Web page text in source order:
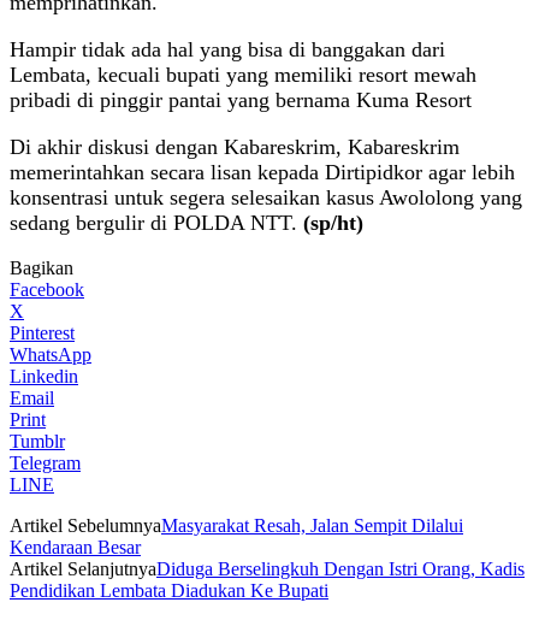
Hampir tidak ada hal yang bisa di banggakan dari
Lembata, kecuali bupati yang memiliki resort mewah
pribadi di pinggir pantai yang bernama Kuma Resort
Di akhir diskusi dengan Kabareskrim, Kabareskrim
memerintahkan secara lisan kepada Dirtipidkor agar lebih
konsentrasi untuk segera selesaikan kasus Awololong yang
sedang bergulir di POLDA NTT. (sp/ht)
Bagikan
Facebook
X
Pinterest
WhatsApp
Linkedin
Email
Print
Tumblr
Telegram
LINE
Artikel SebelumnyaMasyarakat Resah, Jalan Sempit Dilalui
Kendaraan Besar
Artikel SelanjutnyaDiduga Berselingkuh Dengan Istri Orang, Kadis
Pendidikan Lembata Diadukan Ke Bupati